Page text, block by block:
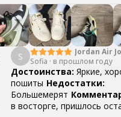
S
Jordan Air
Mid SE
Sofia · в прошлом году
Достоинства: Яркие,
пошиты Недостатки:
Большемерят
в восторге, пришлось